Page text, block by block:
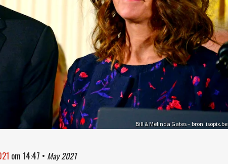
Bill & Melinda Gates – bron: isopix.be
om 14:47 • May 2021